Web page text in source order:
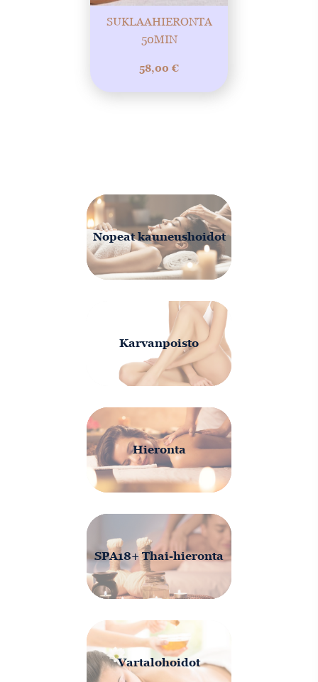
SUKLAAHIERONTA
50MIN
58,00 €
Nopeat kauneushoidot
Karvanpoisto
Hieronta
SPA18+ Thai-hieronta
Vartalohoidot